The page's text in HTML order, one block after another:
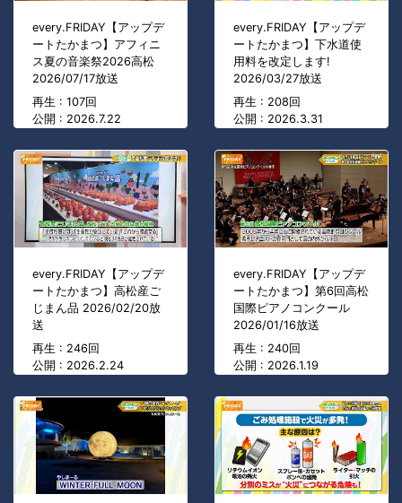
every.FRIDAY【アップデ
ートたかまつ】アフィニ
ス夏の音楽祭2026高松
2026/07/17放送
再生 : 107回
公開 : 2026.7.22
every.FRIDAY【アップデ
ートたかまつ】下水道使
用料を改定します!
2026/03/27放送
再生 : 208回
公開 : 2026.3.31
every.FRIDAY【アップデ
ートたかまつ】高松産ご
じまん品 2026/02/20放
送
再生 : 246回
公開 : 2026.2.24
every.FRIDAY【アップデ
ートたかまつ】第6回高松
国際ピアノコンクール
2026/01/16放送
再生 : 240回
公開 : 2026.1.19